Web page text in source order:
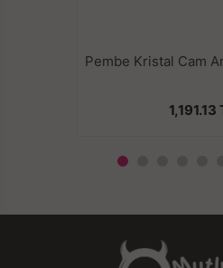
1,191.13